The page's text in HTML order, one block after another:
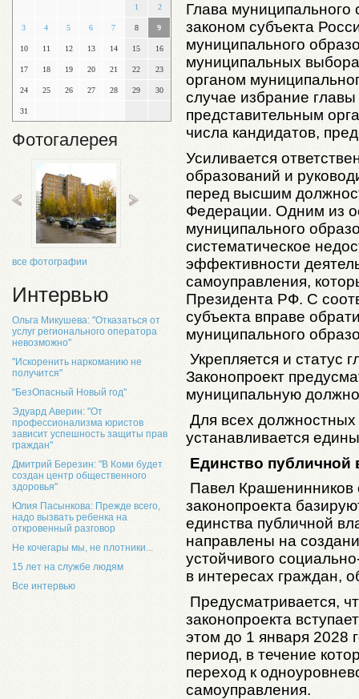
1 2
3 4 5 6 7 8 9
10 11 12 13 14 15 16
17 18 19 20 21 22 23
24 25 26 27 28 29 30
31
Фотогалерея
все фотографии
Интервью
Ольга Микушева: "Отказаться от
услуг регионального оператора
невозможно"
"Искоренить наркоманию не
получится"
"БезОпасный Новый год"
Эдуард Аверин: "От
профессионализма юристов
зависит успешность защиты прав
граждан"
Дмитрий Березин: "В Коми будет
создан центр общественного
здоровья"
Юлия Пасынкова: Прежде всего,
надо вызвать ребенка на
откровенный разговор
Не кочегары мы, не плотники...
15 лет на службе людям
Все интервью
Глава муниципального
законом субъекта
муниципального
муниципальных
органом
случае избрание
представительным
числа кандидатов,
Усиливается
образований и
перед высшим
Федерации. Одним из
муниципального
систематическое
эффективности
самоуправления,
Президента РФ. С
субъекта вправе
муниципального
Укрепляется и статус
Законопроект
муниципальную
Для всех
устанавливается
Единство публичной
Павел Крашенинников
законопроекта
единства публичной
направлены на
устойчивого
в интересах граждан,
Предусматривается,
законопроекта
этом до 1 января 2028
период, в течение
переход к
самоуправления.